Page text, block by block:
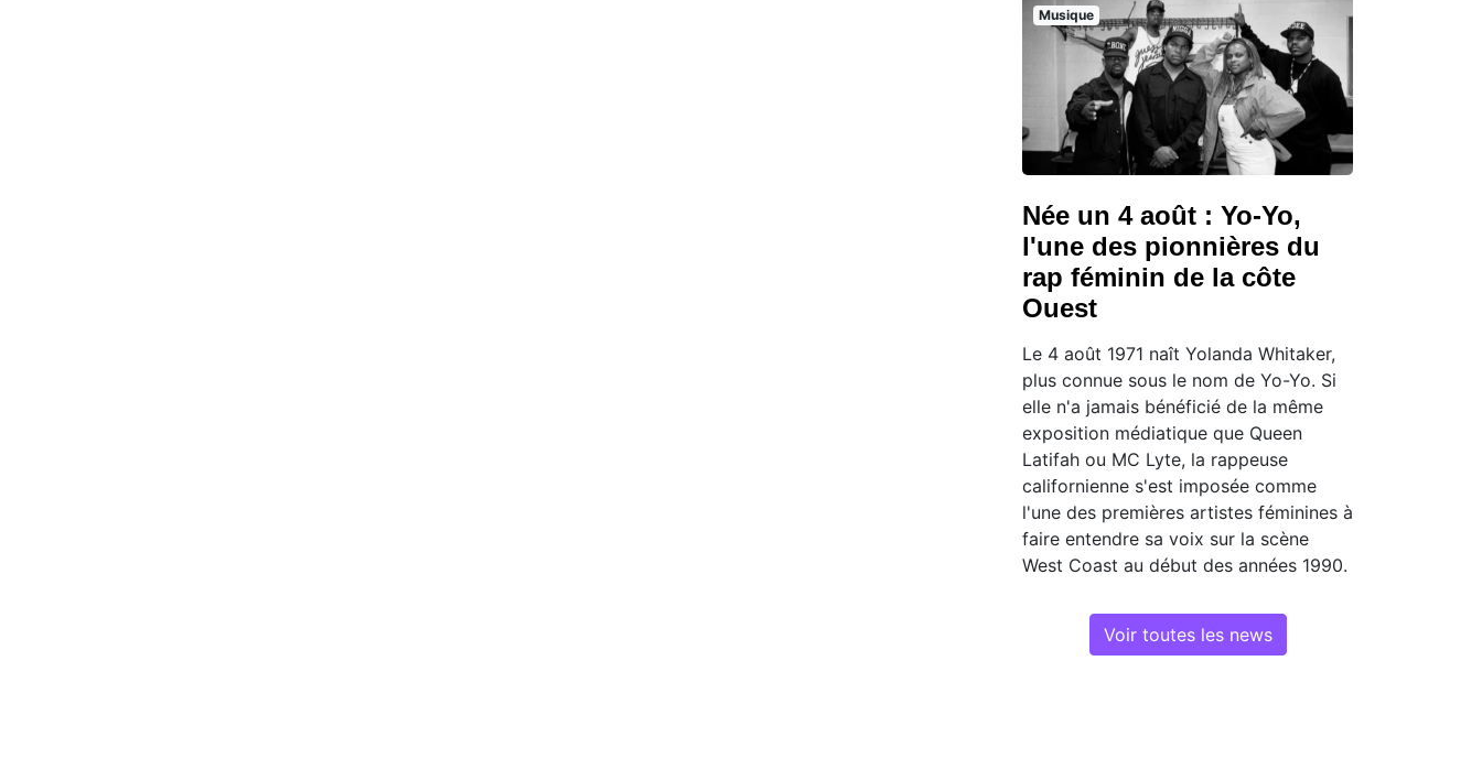
Musique
Née un 4 août : Yo-Yo,
l'une des pionnières du
rap féminin de la côte
Ouest
Le 4 août 1971 naît Yolanda Whitaker,
plus connue sous le nom de Yo-Yo. Si
elle n'a jamais bénéficié de la même
exposition médiatique que Queen
Latifah ou MC Lyte, la rappeuse
californienne s'est imposée comme
l'une des premières artistes féminines à
faire entendre sa voix sur la scène
West Coast au début des années 1990.
Voir toutes les news